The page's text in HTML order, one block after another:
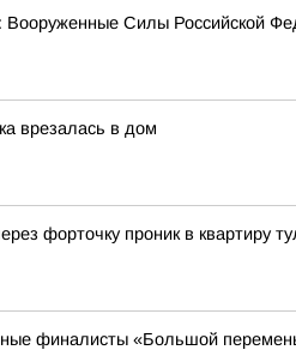
Силы Российской
врезалась в дом
форточку проник в квартиру
финалисты «Большой